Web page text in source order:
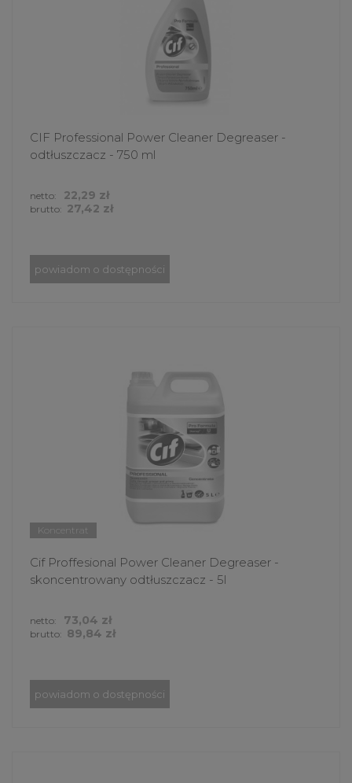
CIF Professional Power Cleaner Degreaser -
odtłuszczacz - 750 ml
brutto: 27,42 zł
netto: 22,29 zł
powiadom o dostępności
Koncentrat
Cif Proffesional Power Cleaner Degreaser -
skoncentrowany odtłuszczacz - 5l
brutto: 89,84 zł
netto: 73,04 zł
powiadom o dostępności